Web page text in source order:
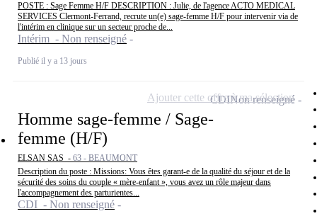
POSTE : Sage Femme H/F DESCRIPTION : Julie, de l'agence ACTO MEDICAL
SERVICES Clermont-Ferrand, recrute un(e) sage-femme H/F pour intervenir via de
l'intérim en clinique sur un secteur proche de...
Intérim - Non renseigné
Publié il y a 13 jours
Homme sage-femme / Sage-
femme (H/F)
ELSAN SAS - 63 - BEAUMONT
Description du poste : Missions: Vous êtes garant-e de la qualité du séjour et de la
sécurité des soins du couple « mère-enfant », vous avez un rôle majeur dans
l'accompagnement des parturientes...
CDI - Non renseigné
CDINon renseigné
Ajouter cette offre à ma sélection